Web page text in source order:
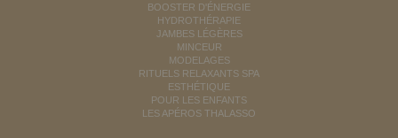
BOOSTER D'ÉNERGIE
HYDROTHÉRAPIE
JAMBES LÉGÈRES
MINCEUR
MODELAGES
RITUELS RELAXANTS SPA
ESTHÉTIQUE
POUR LES ENFANTS
LES APÉROS THALASSO